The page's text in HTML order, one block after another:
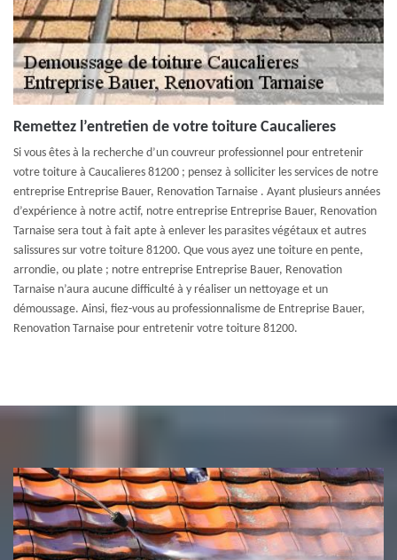
Remettez l’entretien de votre toiture Caucalieres
Si vous êtes à la recherche d’un couvreur professionnel pour entretenir
votre toiture à Caucalieres 81200 ; pensez à solliciter les services de notre
entreprise Entreprise Bauer, Renovation Tarnaise . Ayant plusieurs années
d’expérience à notre actif, notre entreprise Entreprise Bauer, Renovation
Tarnaise sera tout à fait apte à enlever les parasites végétaux et autres
salissures sur votre toiture 81200. Que vous ayez une toiture en pente,
arrondie, ou plate ; notre entreprise Entreprise Bauer, Renovation
Tarnaise n’aura aucune difficulté à y réaliser un nettoyage et un
démoussage. Ainsi, fiez-vous au professionnalisme de Entreprise Bauer,
Renovation Tarnaise pour entretenir votre toiture 81200.